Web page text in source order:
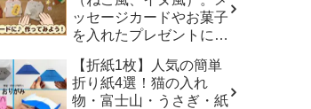
ッセージカードやお菓子
を入れたプレゼントに。
【折紙1枚】人気の簡単
折り紙4選！猫の入れ
物・富士山・うさぎ・紙